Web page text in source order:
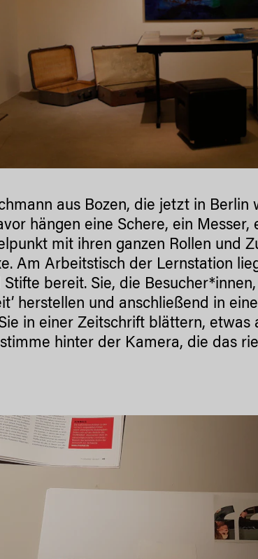
aus Bozen, die jetzt in
hängen eine Schere, ein
mit ihren ganzen Rollen und
Am Arbeitstisch der Lernstation
Stifte bereit. Sie, die
herstellen und anschließend in
in einer Zeitschrift blättern, etwas
hinter der Kamera, die das